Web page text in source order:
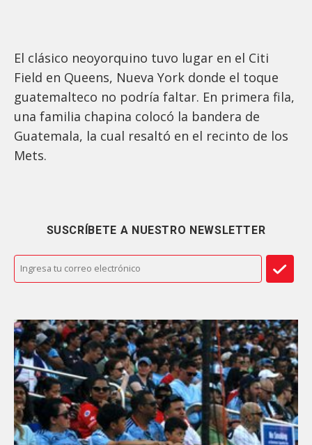
El clásico neoyorquino tuvo lugar en el Citi
Field en Queens, Nueva York donde el toque
guatemalteco no podría faltar. En primera fila,
una familia chapina colocó la bandera de
Guatemala, la cual resaltó en el recinto de los
Mets.
SUSCRÍBETE A NUESTRO NEWSLETTER